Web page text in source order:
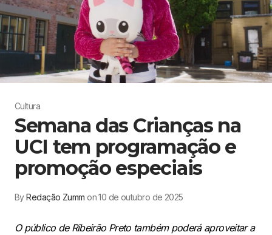
Cultura
Semana das Crianças na
UCI tem programação e
promoção especiais
ByRedação Zumm on 10 de outubro de 2025
O público de Ribeirão Preto também poderá aproveitar a